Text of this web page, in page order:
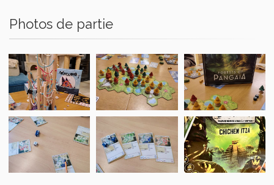
Photos de partie